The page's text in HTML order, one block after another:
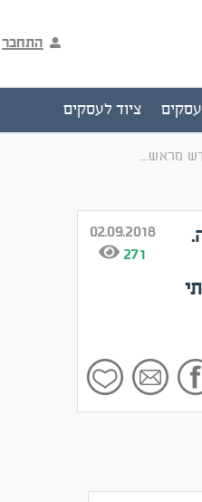
התחבר
ציוד לעסקים
מראש...
02.09.2018
271